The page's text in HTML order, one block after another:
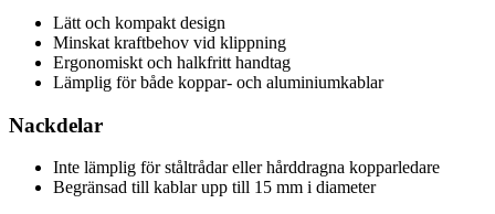
Lätt och kompakt design
Minskat kraftbehov vid klippning
Ergonomiskt och halkfritt handtag
Lämplig för både koppar- och aluminiumkablar
Nackdelar
Inte lämplig för ståltrådar eller hårddragna kopparledare
Begränsad till kablar upp till 15 mm i diameter